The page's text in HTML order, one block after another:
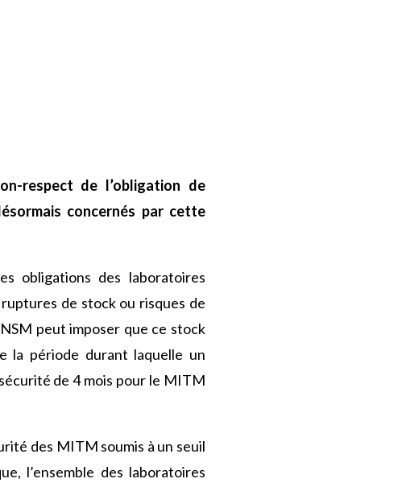
respect de l’obligation de
concernés par cette
obligations des laboratoires
de stock ou risques de
peut imposer que ce stock
la période durant laquelle un
de 4 mois pour le MITM
des MITM soumis à un seuil
l’ensemble des laboratoires